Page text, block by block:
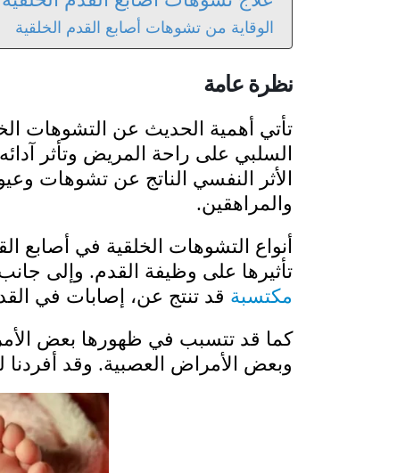
الوقاية من تشوهات أصابع القدم الخلقية
نظرة عامة
تأتي أهمية الحديث عن التشوهات
السلبي على راحة المريض وتأثر
الأثر النفسي الناتج عن تشوهات
والمراهقين.
أنواع التشوهات الخلقية في
تأثيرها على وظيفة القدم. وإلى
مكتسبة قد تنتج عن، إصابات في
كما قد تتسبب في ظهورها بعض
وبعض الأمراض العصبية. وقد أفردنا